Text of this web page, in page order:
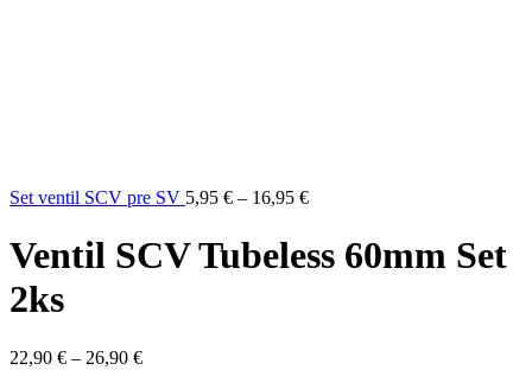
Set ventil SCV pre SV 5,95 € – 16,95 €Price
5,95 €
through
Ventil SCV Tubeless 60mm Set
2ks
22,90 € – 26,90 €Price